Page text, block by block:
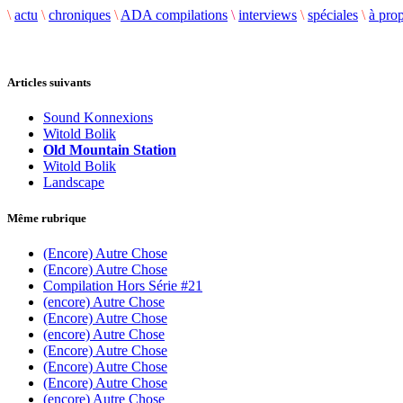
\ actu \ chroniques \ ADA compilations \ interviews \ spéciales \ à
Articles suivants
Sound Konnexions
Witold Bolik
Old Mountain Station
Witold Bolik
Landscape
Même rubrique
(Encore) Autre Chose
(Encore) Autre Chose
Compilation Hors Série #21
(encore) Autre Chose
(Encore) Autre Chose
(encore) Autre Chose
(Encore) Autre Chose
(Encore) Autre Chose
(Encore) Autre Chose
(encore) Autre Chose